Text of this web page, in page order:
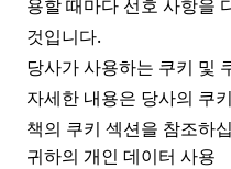
용할 때마다 선호 사항을
것입니다.
당사가 사용하는 쿠키 및
자세한 내용은 당사의 쿠
책의 쿠키 섹션을 참조하
귀하의 개인 데이터 사용